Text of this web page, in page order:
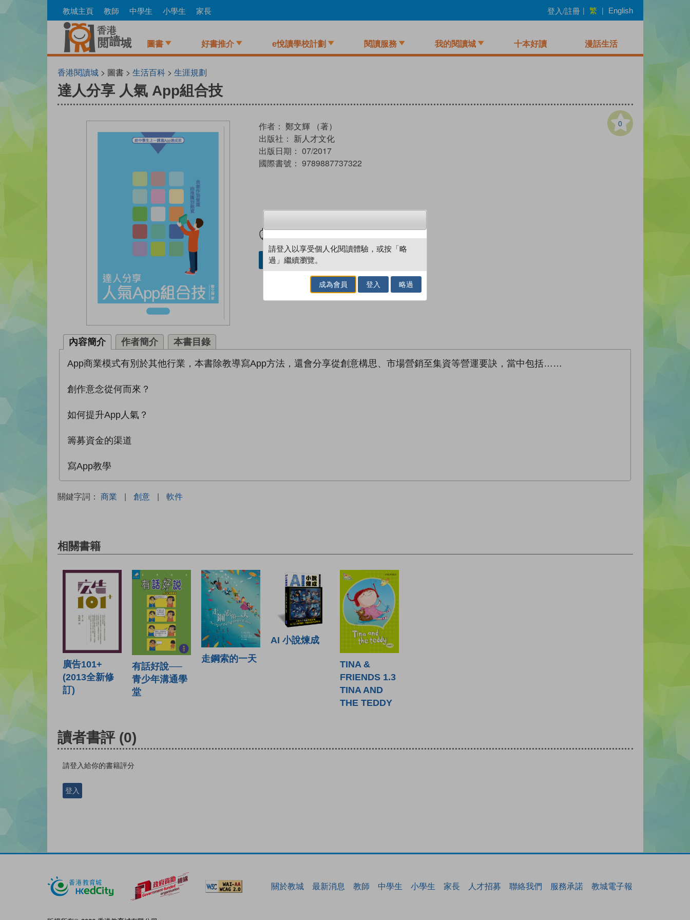
to
教城主頁 教師 中學生 小學生 家長 登入/註冊 | 繁 | English
圖書 好書推介 e悅讀學校計劃 閱讀服務 我的閱讀城 十本好讀 漫話生活
香港閱讀城> 圖書 > 生活百科> 生涯規劃
達人分享 人氣 App組合技
0
作者： 鄭文輝 （著）
出版社： 新人才文化
出版日期： 07/2017
國際書號： 9789887737322
借閱實體書
內容簡介 作者簡介 本書目錄
App商業模式有別於其他行業，本書除教導寫App方法，還會分享從創意構思、市場營銷至集資等營運要訣，當中包括……
創作意念從何而來？
如何提升App人氣？
籌募資金的渠道
寫App教學
關鍵字詞： 商業 | 創意 | 軟件
相關書籍
廣告101+
(2013全新修
訂)
有話好說──
青少年溝通學
堂
走鋼索的一天
AI 小說煉成
TINA &
FRIENDS 1.3
TINA AND
THE TEDDY
讀者書評 (0)
請登入給你的書籍評分
登入
關於教城 最新消息 教師 中學生 小學生 家長 人才招募 聯絡我們 服務承諾 教城電子報
請登入以享受個人化閱讀體驗，或按「略
過」繼續瀏覽。
成為會員 登入 略過